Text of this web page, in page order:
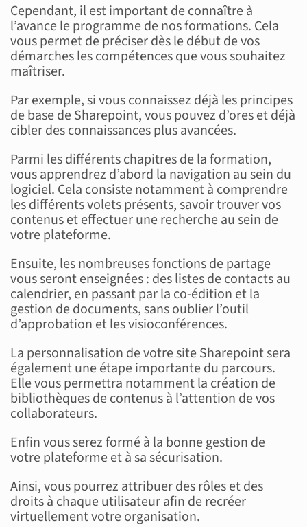
Cependant, il est important de connaître à
l’avance le programme de nos formations. Cela
vous permet de préciser dès le début de vos
démarches les compétences que vous souhaitez
maîtriser.
Par exemple, si vous connaissez déjà les principes
de base de Sharepoint, vous pouvez d’ores et déjà
cibler des connaissances plus avancées.
Parmi les différents chapitres de la formation,
vous apprendrez d’abord la navigation au sein du
logiciel. Cela consiste notamment à comprendre
les différents volets présents, savoir trouver vos
contenus et effectuer une recherche au sein de
votre plateforme.
Ensuite, les nombreuses fonctions de partage
vous seront enseignées : des listes de contacts au
calendrier, en passant par la co-édition et la
gestion de documents, sans oublier l’outil
d’approbation et les visioconférences.
La personnalisation de votre site Sharepoint sera
également une étape importante du parcours.
Elle vous permettra notamment la création de
bibliothèques de contenus à l’attention de vos
collaborateurs.
Enfin vous serez formé à la bonne gestion de
votre plateforme et à sa sécurisation.
Ainsi, vous pourrez attribuer des rôles et des
droits à chaque utilisateur afin de recréer
virtuellement votre organisation.